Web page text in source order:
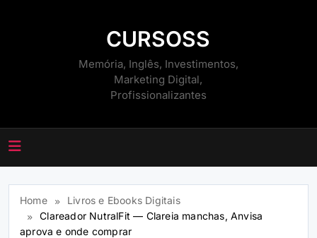
CURSOSS
Memória, Inglês, Investimentos,
Marketing Digital,
Profissionalizantes
Home
Livros e Ebooks Digitais
Clareador NutralFit — Clareia manchas, Anvisa
aprova e onde comprar